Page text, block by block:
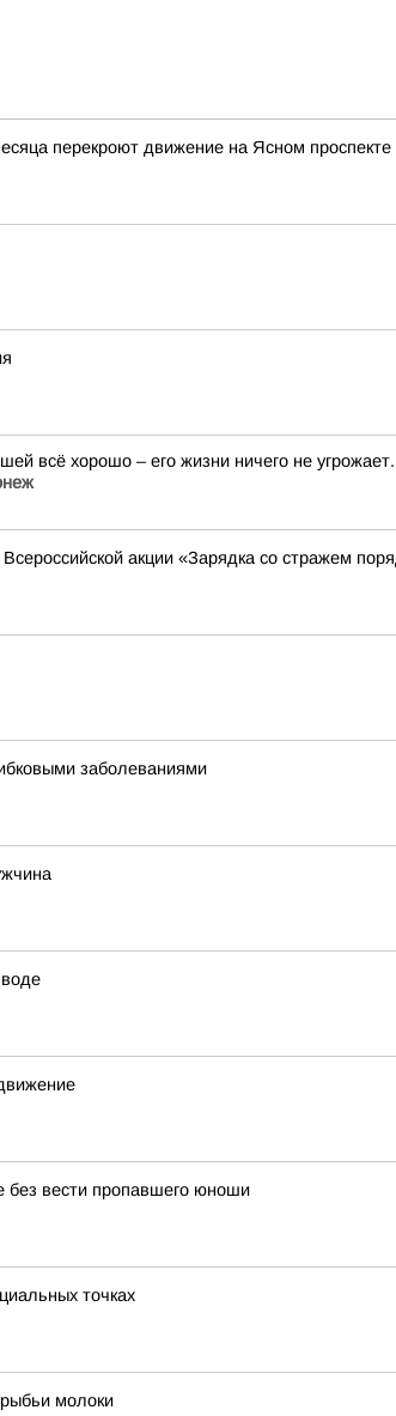
перекроют движение на Ясном проспекте
всё хорошо – его жизни ничего не
акции «Зарядка со стражем
заболеваниями
без вести пропавшего юноши
точках
молоки